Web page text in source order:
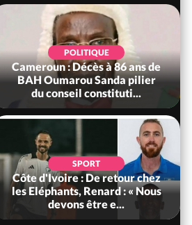
POLITIQUE
Cameroun : Décès à 86 ans de
BAH Oumarou Sanda pilier
du conseil constituti...
SPORT
Côte d'Ivoire : De retour chez
les Eléphants, Renard : « Nous
devons être e...